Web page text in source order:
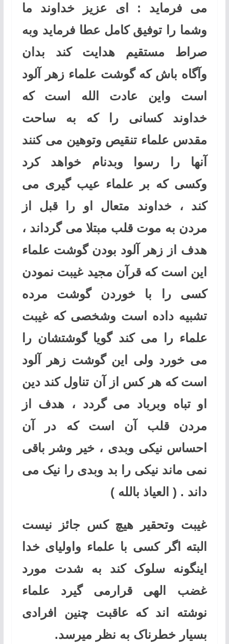
می فرماید : ای عزیز خداوند ما
وشما را توفیق کامل عطا فرماید وبه
صراط مستقیم هدایت کند بدان
وآگاه باش که گوشت علماء زهر آلود
است واین عادت الله است که
خداوند کسانی را که به ساحت
مقدس علماء تنقیص وتوهین می کنند
آنها را رسوا وبدنام خواهد کرد
وکسی که بر علماء عیب گیری می
کند ، خداوند متعال او را قبل از
مردن به موت قلب مبتلا می گرداند ،
هدف از زهر آلود بودن گوشت علماء
این است که قرآن مجید غیبت نمودن
کسی را با خوردن گوشت مرده
تشبیه داده است وشخصی که غیبت
علماء را می کند گویا گوشتشان را
می خورد ولی این گوشت زهر آلود
است که هر کس از آن تناول کند دین
او تباه وبرباد می گردد ، هدف از
مردن قلب آن است که در آن
احساس نیکی وبدی ، خیر وشر باقی
نمی ماند نیکی را بد وبدی را نیک می
داند . ( العیاذ بالله )
غیبت وتحقیر هیچ کس جائز نیست
البته اگر کسی با علماء واولیای خدا
اینگونه سلوک کند به شدت مورد
غضب الهی قرارمی گیرد علماء
نوشته اند که عاقبت چنین افرادی
بسیار خطرناک به نظر میرسد.